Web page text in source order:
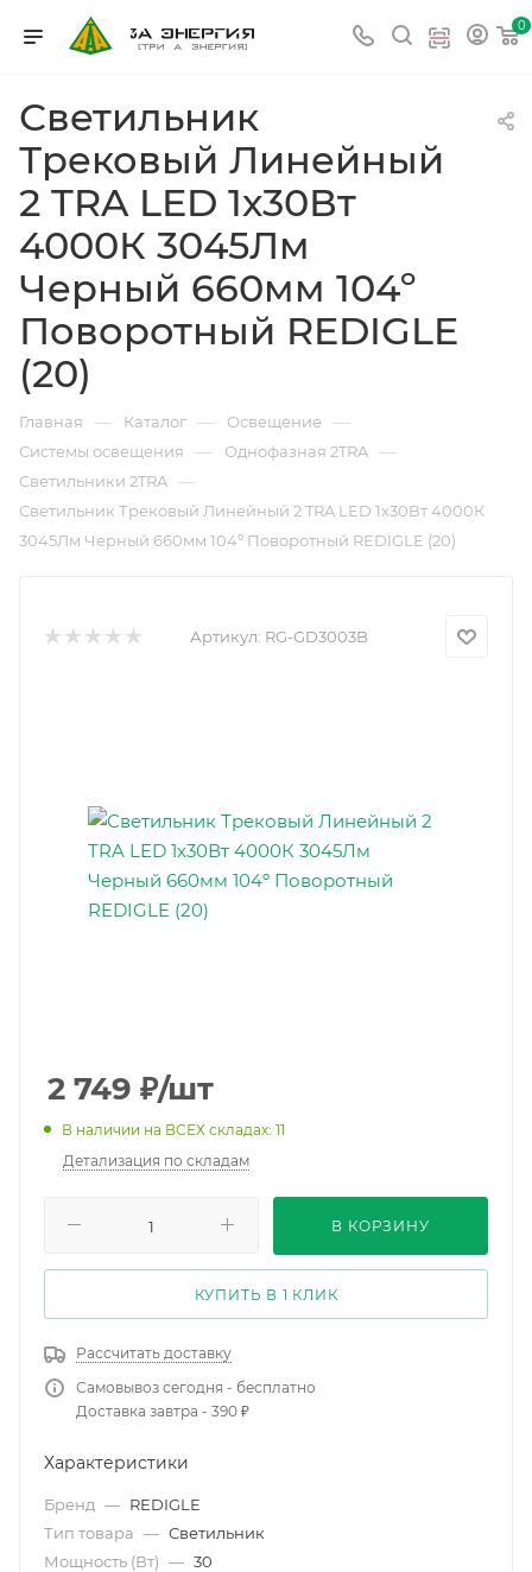
0
Светильник
Трековый Линейный
2 TRA LED 1х30Вт
4000К 3045Лм
Черный 660мм 104º
Поворотный REDIGLE
(20)
Главная — Каталог — Освещение —
Системы освещения — Однофазная 2TRA —
Светильники 2TRA —
Светильник Трековый Линейный 2 TRA LED 1х30Вт 4000К
3045Лм Черный 660мм 104º Поворотный REDIGLE (20)
Артикул: RG-GD3003B
2 749 ₽/шт
В наличии на ВСЕХ складах: 11
Детализация по складам
В КОРЗИНУ
КУПИТЬ В 1 КЛИК
Рассчитать доставку
Самовывоз сегодня - бесплатно
Доставка завтра - 390 ₽
Характеристики
Бренд — REDIGLE
Тип товара — Светильник
Мощность (Вт) — 30